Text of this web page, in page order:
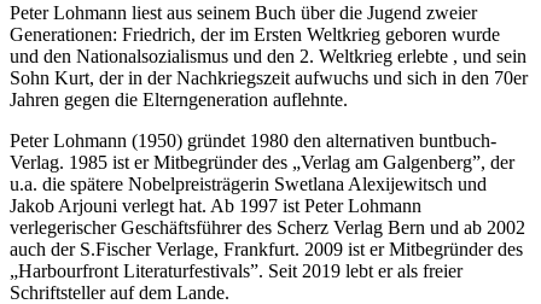
Peter Lohmann liest aus seinem Buch über die Jugend zweier
Generationen: Friedrich, der im Ersten Weltkrieg geboren wurde
und den Nationalsozialismus und den 2. Weltkrieg erlebte , und sein
Sohn Kurt, der in der Nachkriegszeit aufwuchs und sich in den 70er
Jahren gegen die Elterngeneration auflehnte.
Peter Lohmann (1950) gründet 1980 den alternativen buntbuch-
Verlag. 1985 ist er Mitbegründer des „Verlag am Galgenberg”, der
u.a. die spätere Nobelpreisträgerin Swetlana Alexijewitsch und
Jakob Arjouni verlegt hat. Ab 1997 ist Peter Lohmann
verlegerischer Geschäftsführer des Scherz Verlag Bern und ab 2002
auch der S.Fischer Verlage, Frankfurt. 2009 ist er Mitbegründer des
„Harbourfront Literaturfestivals”. Seit 2019 lebt er als freier
Schriftsteller auf dem Lande.